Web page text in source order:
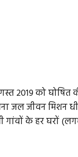
2019 को
जल जीवन मिशन
के हर घरों